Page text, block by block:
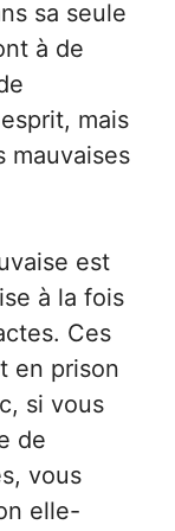
sa seule
à de
mais
mauvaises
est
à la fois
Ces
en prison
si vous
de
vous
elle-